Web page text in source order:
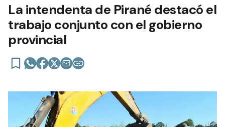
La intendenta de Pirané destacó el
trabajo conjunto con el gobierno
provincial